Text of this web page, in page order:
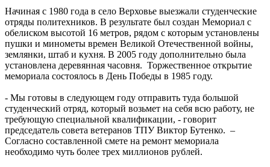
Начиная с 1980 года в село Верховье выезжали студенческие
отряды политехников. В результате был создан Мемориал с
обелиском высотой 16 метров, рядом с которым установлены
пушки и минометы времен Великой Отечественной войны,
землянки, штаб и кухня. В 2005 году дополнительно была
установлена деревянная часовня. Торжественное открытие
мемориала состоялось в День Победы в 1985 году.
- Мы готовы в следующем году отправить туда большой
студенческий отряд, который возьмет на себя всю работу, не
требующую специальной квалификации, - говорит
председатель совета ветеранов ТПУ Виктор Бутенко. –
Согласно составленной смете на ремонт мемориала
необходимо чуть более трех миллионов рублей.